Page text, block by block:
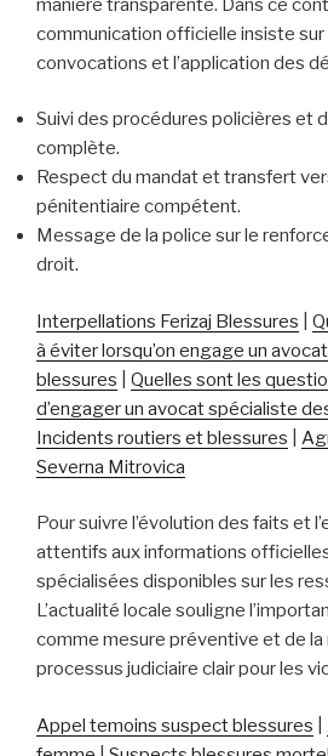
manière transparente. Dans ce
communication officielle insiste
convocations et l’application des
Suivi des procédures policières et
complète.
Respect du mandat et transfert
pénitentiaire compétent.
Message de la police sur le
droit.
Interpellations Ferizaj Blessures
à éviter lorsqu’on engage un
blessures
Quelles sont les
d’engager un avocat spécialiste
Incidents routiers et blessures
Severna Mitrovica
Pour suivre l’évolution des faits et
attentifs aux informations
spécialisées disponibles sur les
L’actualité locale souligne
comme mesure préventive et de la
processus judiciaire clair pour les
Appel temoins suspect blessures